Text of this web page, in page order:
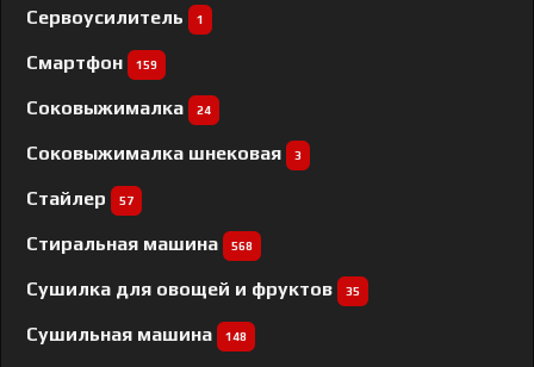
Сервоусилитель 1
Смартфон 159
Соковыжималка 24
Соковыжималка шнековая 3
Стайлер 57
Стиральная машина 568
Сушилка для овощей и фруктов 35
Сушильная машина 148